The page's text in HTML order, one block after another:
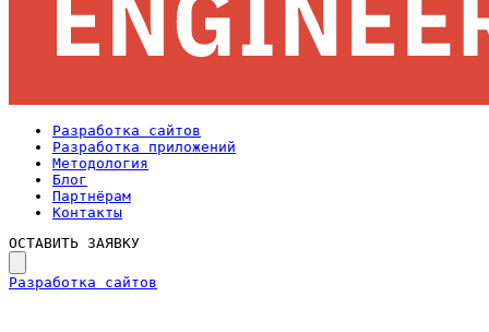
Разработка сайтов
Разработка приложений
Методология
Блог
Партнёрам
Контакты
ОСТАВИТЬ ЗАЯВКУ
Разработка сайтов